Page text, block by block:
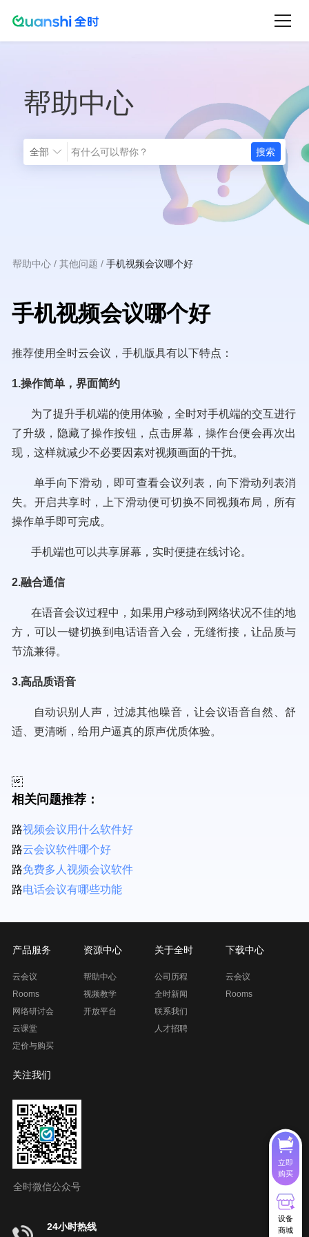
帮助中心
全部
面
帮助中心 其他问题 手机视频会议哪个好
手机视频会议哪个好
推荐使用全时云会议，手机版具有以下特点：
1.操作简单，界面简约
为了提升手机端的使用体验，全时对手机端的交互进行
了升级，隐藏了操作按钮，点击屏幕，操作台便会再次出
现，这样就减少不必要因素对视频画面的干扰。
单手向下滑动，即可查看会议列表，向下滑动列表消
失。开启共享时，上下滑动便可切换不同视频布局，所有
操作单手即可完成。
手机端也可以共享屏幕，实时便捷在线讨论。
2.融合通信
在语音会议过程中，如果用户移动到网络状况不佳的地
方，可以一键切换到电话语音入会，无缝衔接，让品质与
节流兼得。
3.高品质语音
自动识别人声，过滤其他噪音，让会议语音自然、舒
适、更清晰，给用户逼真的原声优质体验。
相关问题推荐：
视频会议用什么软件好
云会议软件哪个好
免费多人视频会议软件
电话会议有哪些功能
产品服务
云会议
Rooms
网络研讨会
云课堂
定价与购买
资源中心
帮助中心
视频教学
开放平台
关于全时
公司历程
全时新闻
联系我们
人才招聘
下载中心
云会议
Rooms
关注我们
全时微信公众号
24小时热线
立即
购买
设备
商城